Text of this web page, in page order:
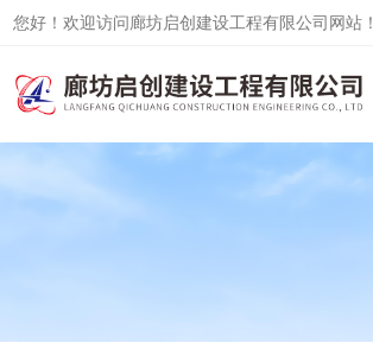
您好！欢迎访问廊坊启创建设工程有限公司网站！